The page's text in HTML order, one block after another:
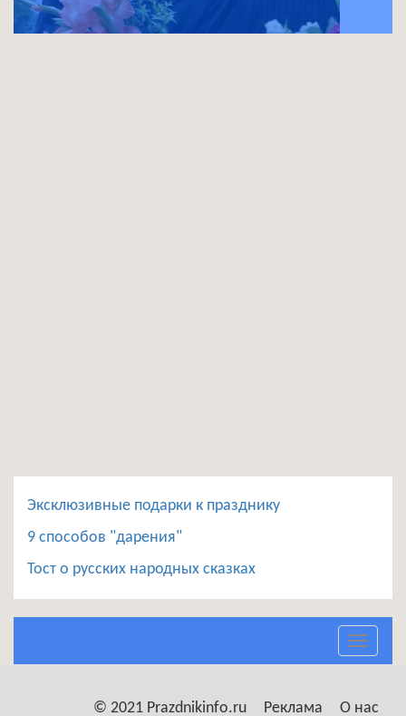
Эксклюзивные подарки к празднику
9 способов "дарения"
Тост о русских народных сказках
Toggle
© 2021 Prazdnikinfo.ru Реклама О нас